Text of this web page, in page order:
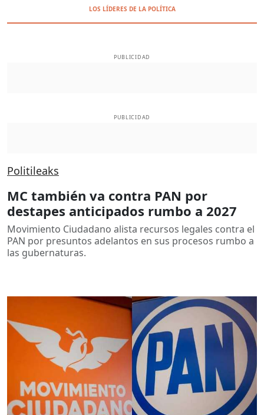
LOS LÍDERES DE LA POLÍTICA
PUBLICIDAD
PUBLICIDAD
Politileaks
MC también va contra PAN por
destapes anticipados rumbo a 2027
Movimiento Ciudadano alista recursos legales contra el
PAN por presuntos adelantos en sus procesos rumbo a
las gubernaturas.